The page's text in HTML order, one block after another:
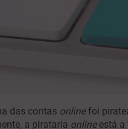
das contas onlinefoi
a pirataria onlineestá a